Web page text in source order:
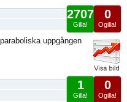
0
Ogilla!
2707
Gilla!
uppgången
0
Ogilla!
1
Gilla!